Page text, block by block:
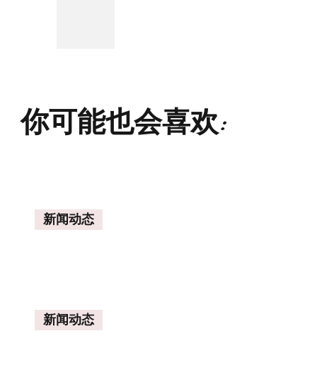
你可能也会喜欢:
新闻动态
新闻动态